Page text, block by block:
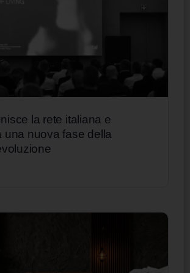
la rete italiana e
una nuova fase della